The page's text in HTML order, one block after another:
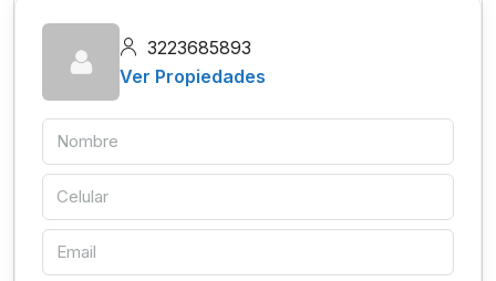
3223685893
Ver Propiedades